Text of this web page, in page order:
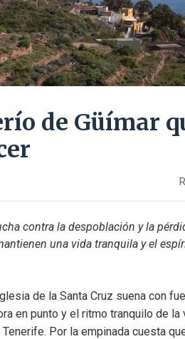
de Güímar
contra la despoblación y la
una vida tranquila y el
de la Santa Cruz suena con
en punto y el ritmo tranquilo de la
Por la empinada cuesta